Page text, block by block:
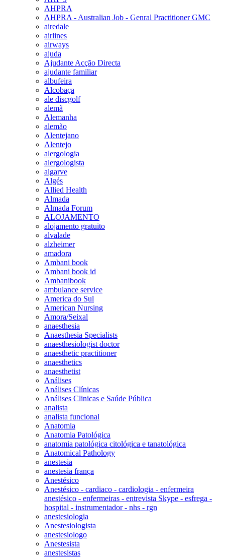
AHPRA
AHPRA - Australian Job - Genral Practitioner GMC
airedale
airlines
airways
ajuda
Ajudante Acção Directa
ajudante familiar
albufeira
Alcobaça
ale discgolf
alemã
Alemanha
alemão
Alentejano
Alentejo
alergologia
alergologista
algarve
Algés
Allied Health
Almada
Almada Forum
ALOJAMENTO
alojamento gratuito
alvalade
alzheimer
amadora
Ambani book
Ambani book id
Ambanibook
ambulance service
America do Sul
American Nursing
Amora/Seixal
anaesthesia
Anaesthesia Specialists
anaesthesiologist doctor
anaesthetic practitioner
anaesthetics
anaesthetist
Análises
Análises Clínicas
Análises Clinicas e Saúde Pública
analista
analista funcional
Anatomia
Anatomia Patológica
anatomia patológica citológica e tanatológica
Anatomical Pathology
anestesia
anestesia frança
Anestésico
Anestésico - cardiaco - cardiologia - enfermeira
anestésico - enfermeiras - entrevista Skype - esfrega -
hospital - instrumentador - nhs - rgn
anestesiologia
Anestesiologista
anestesiologo
Anestesista
anestesistas